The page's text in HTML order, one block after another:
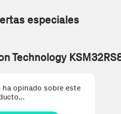
especiales
Technology
ha opinado sobre este